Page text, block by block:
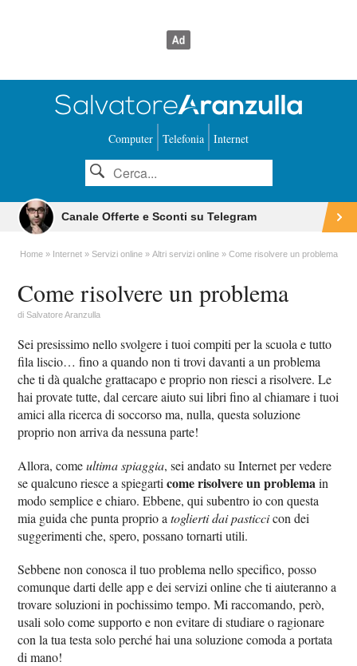
Computer Telefonia Internet
Canale Offerte e Sconti su Telegram
Home Internet Servizi online Altri servizi online Come risolvere un problema
Come risolvere un problema
diSalvatore Aranzulla
Sei presissimo nello svolgere i tuoi compiti per la scuola e tutto
fila liscio… fino a quando non ti trovi davanti a un problema
che ti dà qualche grattacapo e proprio non riesci a risolvere. Le
hai provate tutte, dal cercare aiuto sui libri fino al chiamare i tuoi
amici alla ricerca di soccorso ma, nulla, questa soluzione
proprio non arriva da nessuna parte!
Allora, comeultima spiaggia, sei andato su Internet per vedere
se qualcuno riesce a spiegarticome risolvere un problemain
modo semplice e chiaro. Ebbene, qui subentro io con questa
mia guida che punta proprio atoglierti dai pasticcicon dei
suggerimenti che, spero, possano tornarti utili.
Sebbene non conosca il tuo problema nello specifico, posso
comunque darti delle app e dei servizi online che ti aiuteranno a
trovare soluzioni in pochissimo tempo. Mi raccomando, però,
usali solo come supporto e non evitare di studiare o ragionare
con la tua testa solo perché hai una soluzione comoda a portata
di mano!